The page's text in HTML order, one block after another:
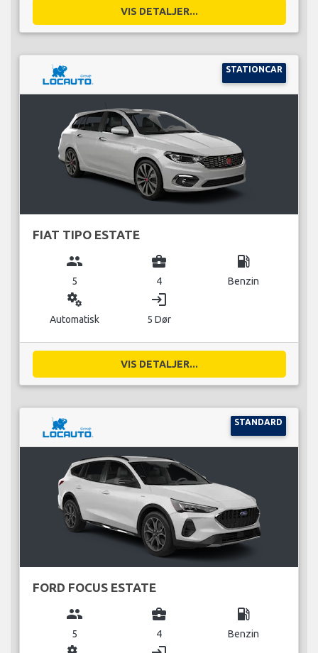
VIS DETALJER...
STATIONCAR
FIAT TIPO ESTATE
group
5
business_center
4
local_gas_station
Benzin
miscellaneous_services
Automatisk
login
5 Dør
VIS DETALJER...
STANDARD
FORD FOCUS ESTATE
group
5
business_center
4
local_gas_station
Benzin